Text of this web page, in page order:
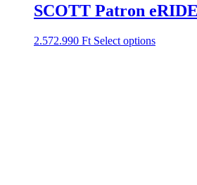
SCOTT Patron
2.572.990 Ft Select options